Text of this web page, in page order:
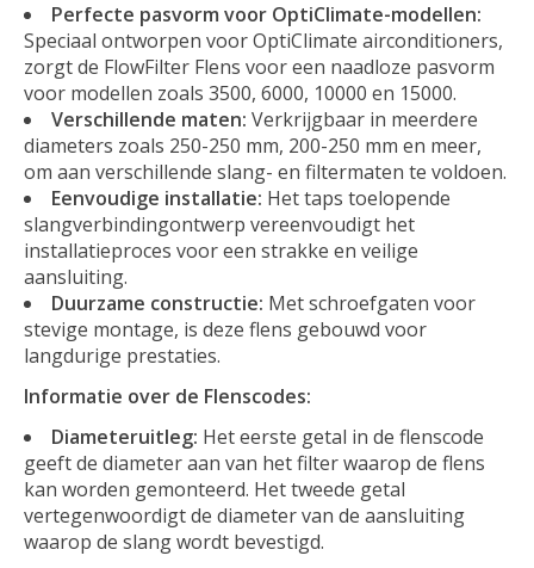
Perfecte pasvorm voor OptiClimate-modellen:
Speciaal ontworpen voor OptiClimate airconditioners,
zorgt de FlowFilter Flens voor een naadloze pasvorm
voor modellen zoals 3500, 6000, 10000 en 15000.
Verschillende maten: Verkrijgbaar in meerdere
diameters zoals 250-250 mm, 200-250 mm en meer,
om aan verschillende slang- en filtermaten te voldoen.
Eenvoudige installatie: Het taps toelopende
slangverbindingontwerp vereenvoudigt het
installatieproces voor een strakke en veilige
aansluiting.
Duurzame constructie: Met schroefgaten voor
stevige montage, is deze flens gebouwd voor
langdurige prestaties.
Informatie over de Flenscodes:
Diameteruitleg: Het eerste getal in de flenscode
geeft de diameter aan van het filter waarop de flens
kan worden gemonteerd. Het tweede getal
vertegenwoordigt de diameter van de aansluiting
waarop de slang wordt bevestigd.